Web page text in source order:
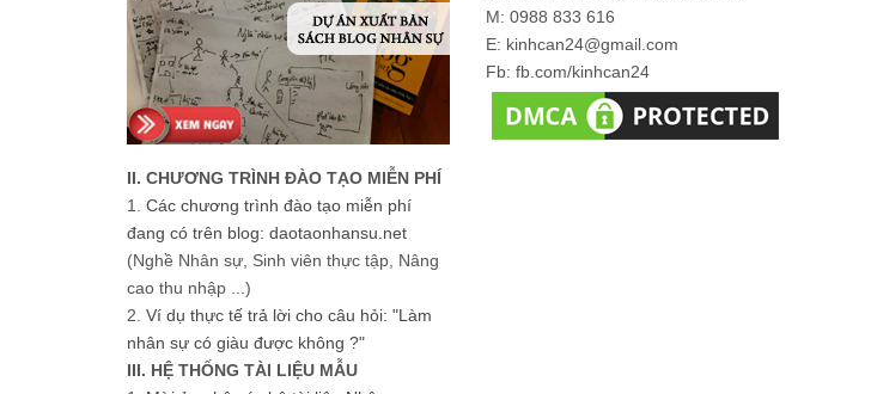
II. CHƯƠNG TRÌNH ĐÀO TẠO MIỄN PHÍ
1. Các chương trình đào tạo miễn phí
đang có trên blog: daotaonhansu.net
(Nghề Nhân sự, Sinh viên thực tập, Nâng
cao thu nhập ...)
2. Ví dụ thực tế trả lời cho câu hỏi: "Làm
nhân sự có giàu được không ?"
III. HỆ THỐNG TÀI LIỆU MẪU
M: 0988 833 616
E: kinhcan24@gmail.com
Fb: fb.com/kinhcan24